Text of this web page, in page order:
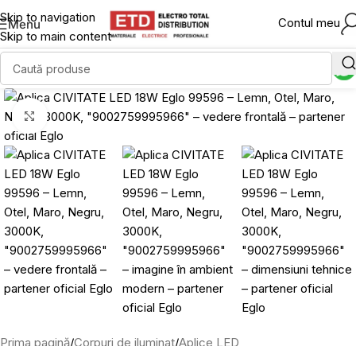
Skip to navigation
Skip to main content
Menu Contul meu
Click to enlarge
Prima pagină/Corpuri de iluminat/Aplice LED